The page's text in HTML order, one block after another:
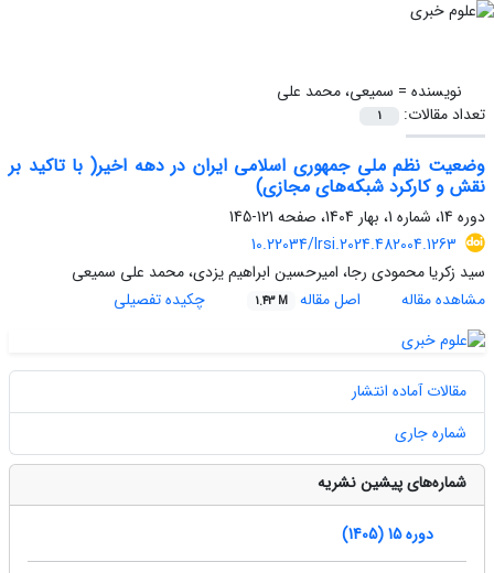
نویسنده = سمیعی، محمد علی
تعداد مقالات:
1
وضعیت نظم ملی جمهوری اسلامی ایران در دهه اخیر( با تاکید بر
نقش و کارکرد شبکه‌های مجازی)
دوره 14، شماره 1، بهار 1404، صفحه
121-145
10.22034/lrsi.2024.482004.1263
سید زکریا محمودی رجا، امیرحسین ابراهیم یزدی، محمد علی سمیعی
مشاهده مقاله
اصل مقاله 1.43 M چکیده تفصیلی
مقالات آماده انتشار
شماره جاری
شماره‌های پیشین نشریه
دوره 15 (1405)